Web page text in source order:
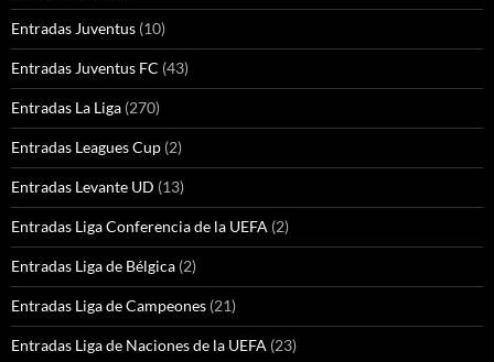
Entradas Juventus (10)
Entradas Juventus FC (43)
Entradas La Liga (270)
Entradas Leagues Cup (2)
Entradas Levante UD (13)
Entradas Liga Conferencia de la UEFA (2)
Entradas Liga de Bélgica (2)
Entradas Liga de Campeones (21)
Entradas Liga de Naciones de la UEFA (23)